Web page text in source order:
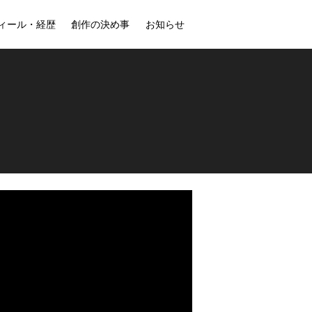
ール・経歴 創作の決め事 お知らせ